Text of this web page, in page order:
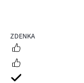
5
ZDENKA